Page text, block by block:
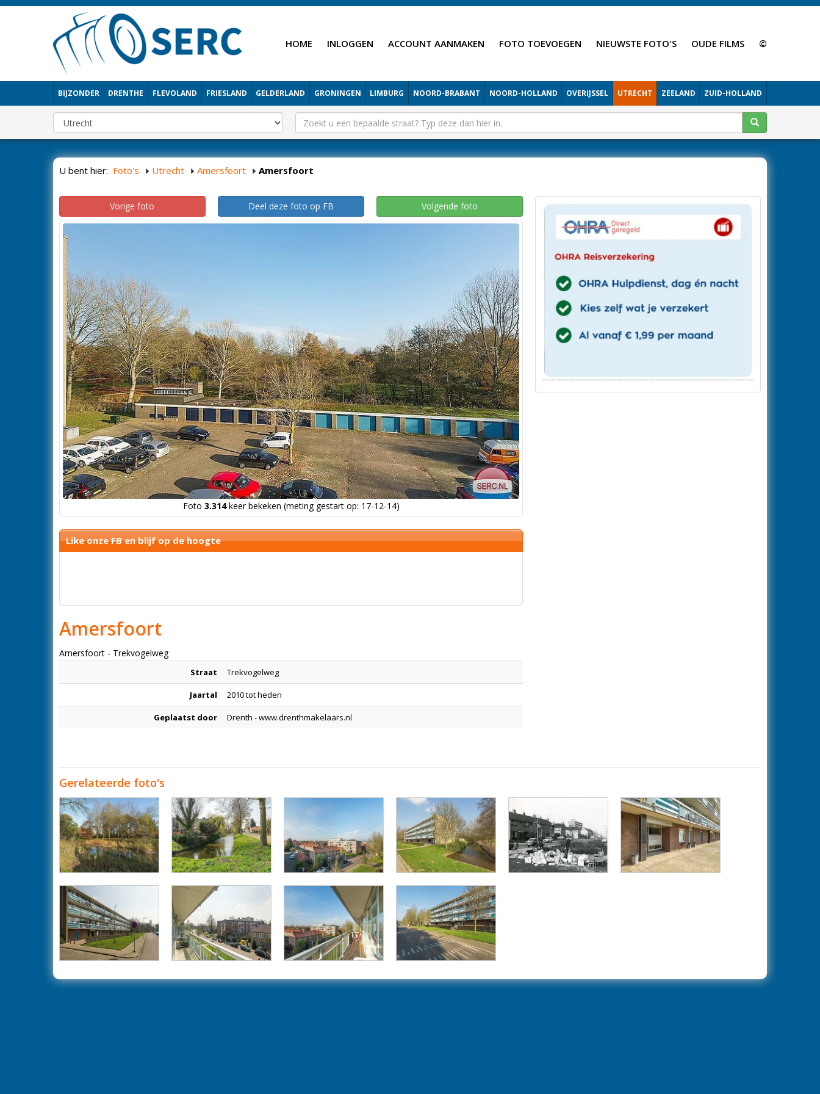
HOME INLOGGEN ACCOUNT AANMAKEN FOTO TOEVOEGEN NIEUWSTE FOTO'S OUDE FILMS ©
BIJZONDER DRENTHE FLEVOLAND FRIESLAND GELDERLAND GRONINGEN LIMBURG NOORD-BRABANT NOORD-HOLLAND OVERIJSSEL UTRECHT ZEELAND ZUID-HOLLAND
U bent hier: Foto's Utrecht Amersfoort Amersfoort
Vorige foto Deel deze foto op FB Volgende foto
Foto 3.314keer bekeken (meting gestart op: 17-12-14)
Like onze FB en blijf op de hoogte
Amersfoort
Amersfoort - Trekvogelweg
Straat Trekvogelweg
Jaartal 2010 tot heden
Geplaatst door Drenth - www.drenthmakelaars.nl
Gerelateerde foto's